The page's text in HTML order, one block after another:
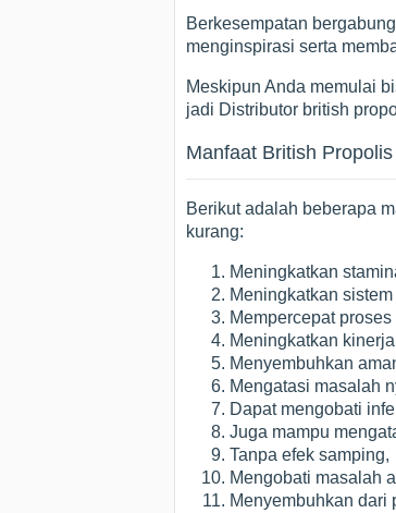
Berkesempatan
menginspirasi serta
Meskipun Anda memulai
jadi Distributor british
Manfaat British
Berikut adalah beberapa
kurang:
Meningkatkan
Meningkatkan
Mempercepat
Meningkatkan
Menyembuhkan
Mengatasi masalah
Dapat mengobati
Juga mampu
Tanpa efek samping,
Mengobati masalah
Menyembuhkan dari